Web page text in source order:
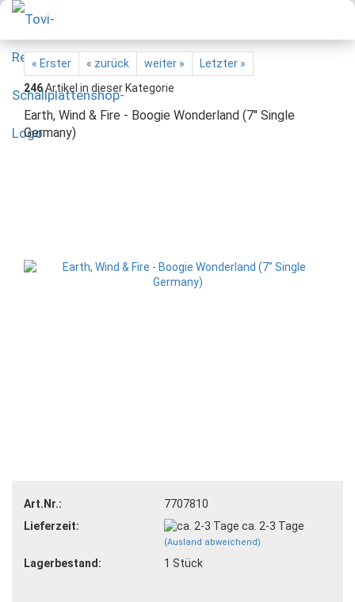
« Erster « zurück weiter »
Letzter »
246Artikel in dieser Kategorie
Earth, Wind & Fire - Boogie Wonderland (7" Single
Germany)
Art.Nr.:
7707810
Lieferzeit:
ca. 2-3 Tage
(Ausland abweichend)
Lagerbestand: 1 Stück